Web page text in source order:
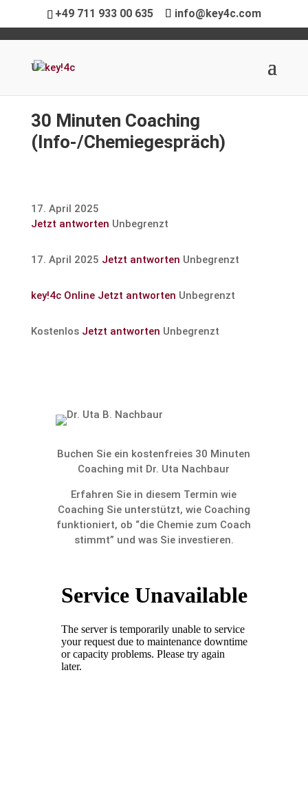
+49 711 933 00 635 info@key4c.com
30 Minuten Coaching
(Info-/Chemie­ge­spräch)
17. April 2025
Jetzt antworten Unbegrenzt
17. April 2025 Jetzt antworten Unbegrenzt
key!4c Online Jetzt antworten Unbegrenzt
Kostenlos Jetzt antworten Unbegrenzt
Buchen Sie ein kosten­freies 30 Minuten
Coaching mit Dr. Uta Nachbaur
Erfahren Sie in diesem Termin wie
Coaching Sie unter­stützt, wie Coaching
funktio­niert, ob “die Chemie zum Coach
stimmt” und was Sie investieren.